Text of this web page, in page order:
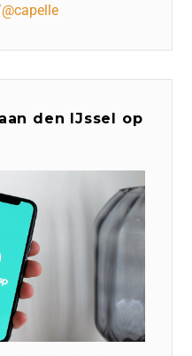
den IJssel op